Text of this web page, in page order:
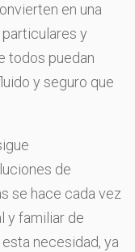
en una
y
todos puedan
y seguro que
de
se hace cada vez
y familiar de
necesidad, ya